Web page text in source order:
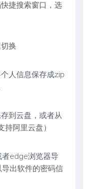
捷搜索窗口，选
换
人信息保存成zip
到云盘，或者从
阿里云盘）
edge浏览器导
出软件的密码信